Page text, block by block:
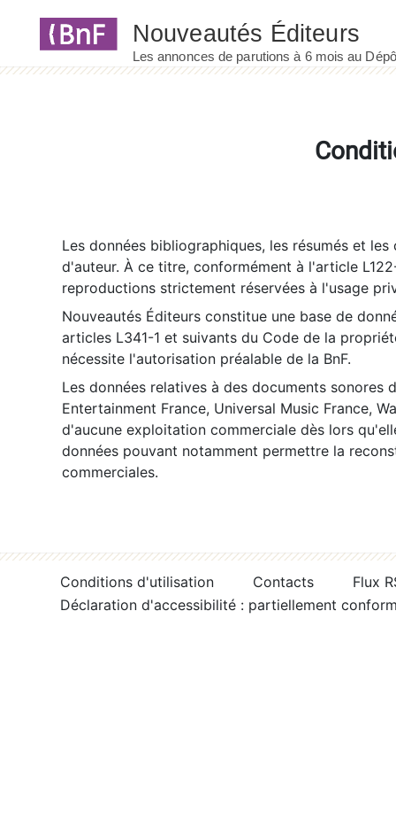
Les données bibliographiques, les résumés et
d'auteur. À ce titre, conformément à l'article
reproductions strictement réservées à l'usage
Nouveautés Éditeurs constitue une base de
articles L341-1 et suivants du Code de la
nécessite l'autorisation préalable de la BnF.
Les données relatives à des documents sonores
Entertainment France, Universal Music France,
d'aucune exploitation commerciale dès lors
données pouvant notamment permettre la
commerciales.
Conditions d'utilisation Contacts
Flux
Déclaration d'accessibilité : partiellement